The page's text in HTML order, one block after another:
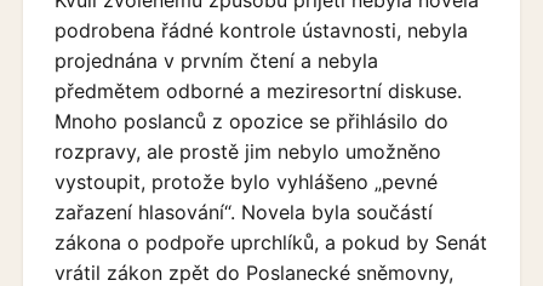
podrobena řádné kontrole ústavnosti, nebyla
projednána v prvním čtení a nebyla
předmětem odborné a meziresortní diskuse.
Mnoho poslanců z opozice se přihlásilo do
rozpravy, ale prostě jim nebylo umožněno
vystoupit, protože bylo vyhlášeno „pevné
zařazení hlasování“. Novela byla součástí
zákona o podpoře uprchlíků, a pokud by Senát
vrátil zákon zpět do Poslanecké sněmovny,